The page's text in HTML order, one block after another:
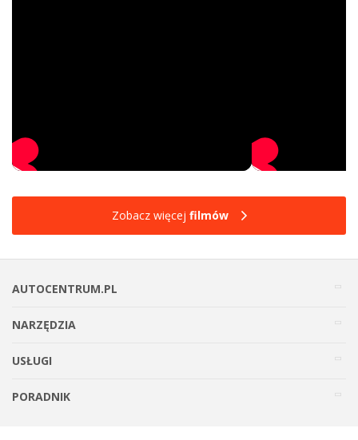
Zobacz więcej filmów
AUTOCENTRUM.PL
NARZĘDZIA
USŁUGI
PORADNIK